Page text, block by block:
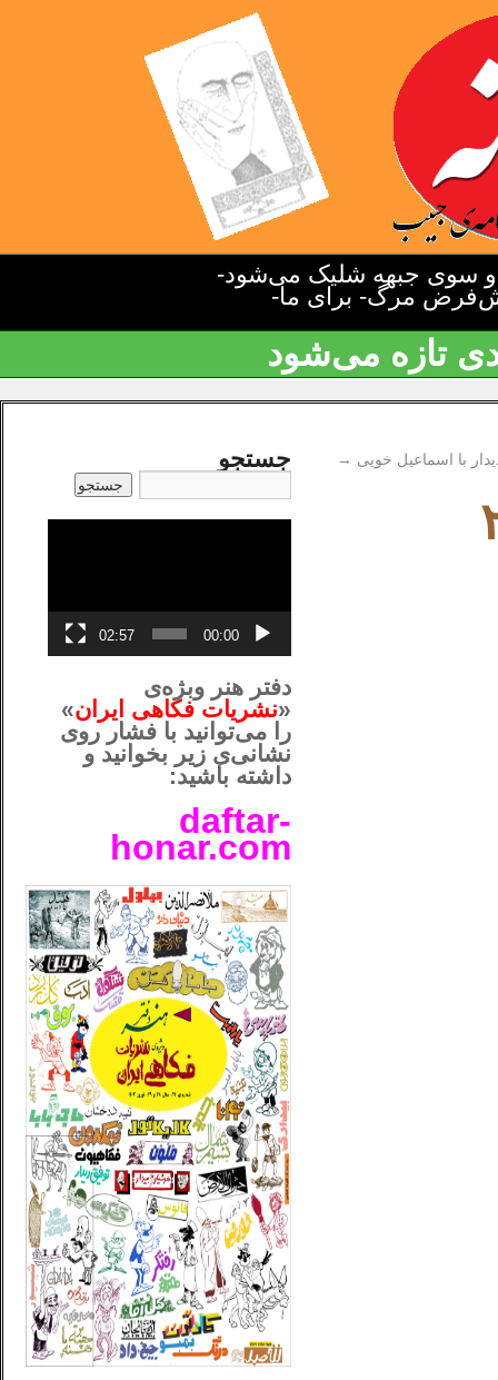
سوی جبهه شلیک می‌شود-
مرگ- برای ما-
تازه می‌شود
با اسماعیل خویی → جستجو
00:00
02:57
دفتر هنر وبژه‌ی
«نشریات فکاهی ایران»
را می‌توانید با فشار روی
نشانی‌ی زیر بخوانید و
داشته باشید:
daftar-
honar.com